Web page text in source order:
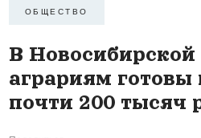
ОБЩЕСТВО
В Новосибирской
аграриям готовы
почти 200 тысяч